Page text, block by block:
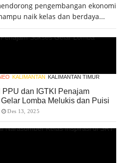
pengembangan ekonomi
naik kelas dan berdaya...
KALIMANTAN KALIMANTAN TIMUR
PPU dan IGTKI Penajam
Lomba Melukis dan Puisi
Des 13, 2025